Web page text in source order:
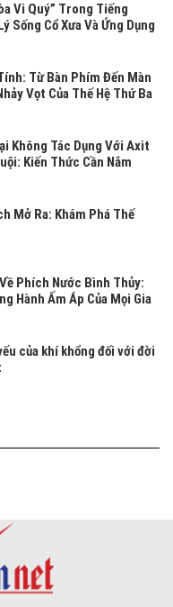
Vi Quý” Trong Tiếng
Sống Cổ Xưa Và Ứng Dụng
Từ Bàn Phím Đến Màn
Vọt Của Thế Hệ Thứ Ba
Không Tác Dụng Với Axit
Kiến Thức Cần Nắm
Mở Ra: Khám Phá Thế
Phích Nước Bình Thủy:
Hành Ấm Áp Của Mọi Gia
của khí khổng đối với đời